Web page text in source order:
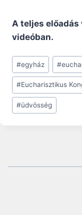
A teljes
videóban.
Post
Tags:
#egyház #
#Eucharisztikus
#üdvösség